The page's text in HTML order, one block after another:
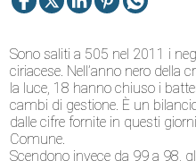
Sono saliti a 505 nel 2011 i
ciriacese. Nell’anno nero della
la luce, 18 hanno chiuso i
cambi di gestione. È un
dalle cifre fornite in questi
Comune.
Scendono invece da 99 a 98,